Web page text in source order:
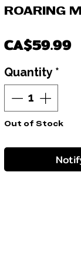
ROARING
CA$59.99
Quantity *
Out of Stock